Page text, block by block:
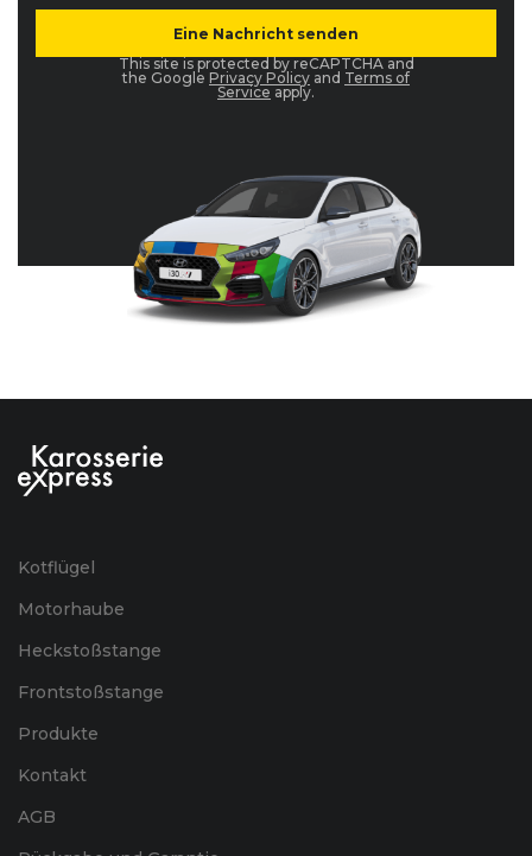
This site is protected by reCAPTCHA and
the Google Privacy Policy and Terms of
Service apply.
Kotflügel
Motorhaube
Heckstoßstange
Frontstoßstange
Produkte
Kontakt
AGB